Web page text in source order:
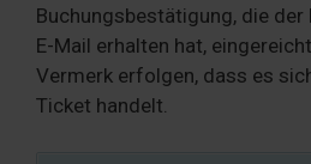
Buchungsbestätigung, die der
E-Mail erhalten hat,
Vermerk erfolgen, dass es
Ticket handelt.